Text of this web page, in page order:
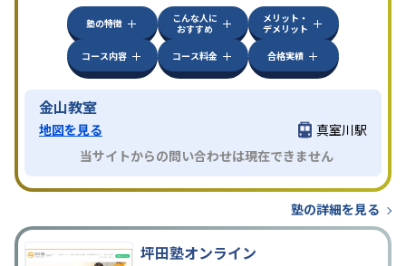
塾の特徴
こんな人に
おすすめ
メリット・
デメリット
コース内容
コース料金 合格実績
金山教室
地図を見る
真室川駅
当サイトからの問い合わせは現在できません
塾の詳細を見る
坪田塾オンライン